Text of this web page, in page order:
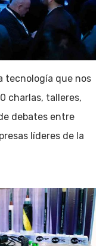
tecnología que nos
charlas, talleres,
debates entre
líderes de la